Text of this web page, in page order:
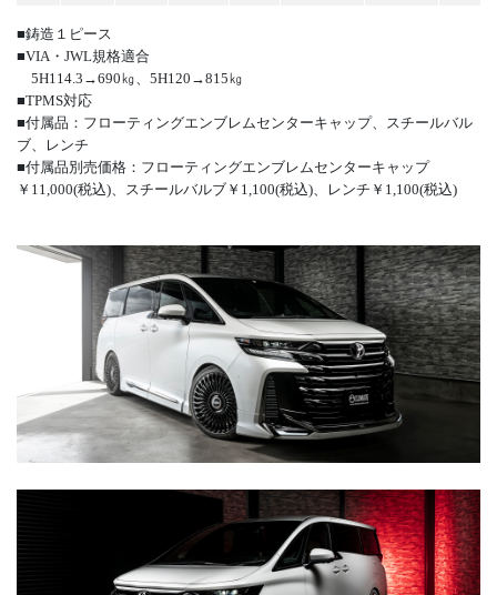
■鋳造１ピース
■VIA・JWL規格適合
5H114.3→690㎏、5H120→815㎏
■TPMS対応
■付属品：フローティングエンブレムセンターキャップ、スチールバル
ブ、レンチ
■付属品別売価格：フローティングエンブレムセンターキャップ
￥11,000(税込)、スチールバルブ￥1,100(税込)、レンチ￥1,100(税込)